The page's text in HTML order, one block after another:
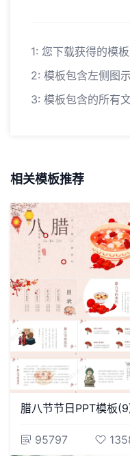
1: 您下载获得的模
2: 模板包含左侧图
3: 模板包含的所有
相关模板推荐
腊八节节日PPT模板
95797